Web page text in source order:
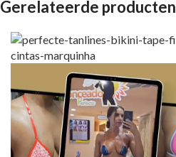
Gerelateerde producten